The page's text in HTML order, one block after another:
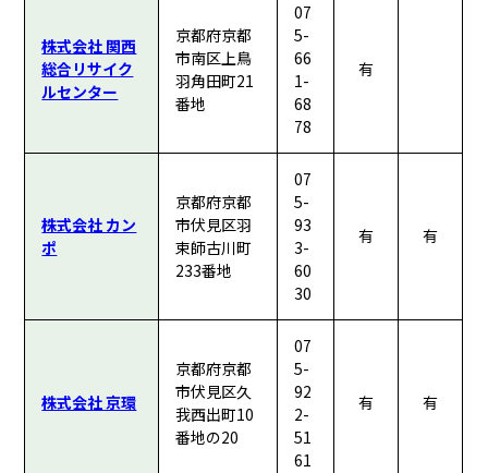
株式会社 関西
総合リサイク
ルセンター
京都府京都
市南区上鳥
羽角田町21
番地
07
5-
66
1-
68
78
有
株式会社 カン
ポ
京都府京都
市伏見区羽
束師古川町
233番地
07
5-
93
3-
60
30
有 有
株式会社 京環
京都府京都
市伏見区久
我西出町10
番地の20
07
5-
92
2-
51
61
有 有